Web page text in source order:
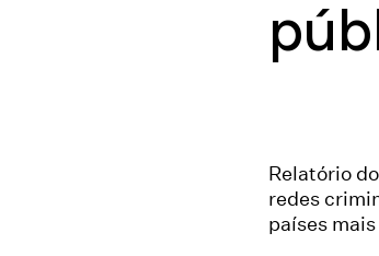
Relatório
redes
países